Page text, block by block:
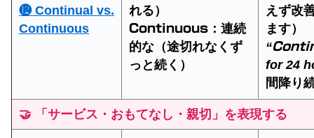
⓬ Continual vs.
Continuous
れる）
Continuous ：連続
的な（途切れなくず
っと続く）
えず改
ます）
“
for 24
間降り
🤝 「サービス・おもてなし・親切」を表現する